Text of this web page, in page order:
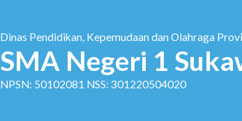
Dinas Pendidikan, Kepemudaan dan Olahraga
SMA Negeri 1
NPSN: 50102081 NSS: 301220504020